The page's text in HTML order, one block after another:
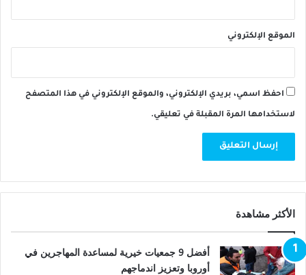
الموقع الإلكتروني
احفظ اسمي، بريدي الإلكتروني، والموقع الإلكتروني في هذا المتصفح
لاستخدامها المرة المقبلة في تعليقي.
الأكثر مشاهدة
أفضل 9 جمعيات خيرية لمساعدة المهاجرين في
أوروبا وتعزيز اندماجهم